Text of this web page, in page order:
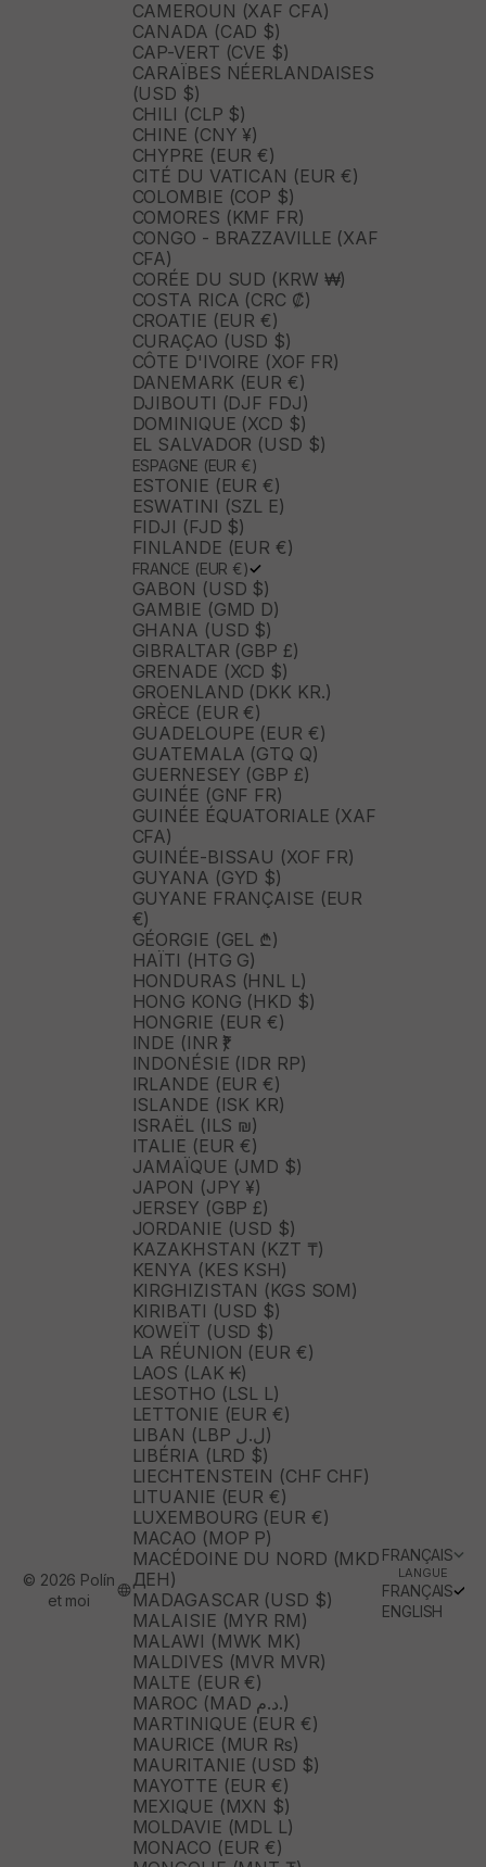
CAMEROUN (XAF CFA)
CANADA (CAD $)
CAP-VERT (CVE $)
CARAÏBES NÉERLANDAISES
(USD $)
CHILI (CLP $)
CHINE (CNY ¥)
CHYPRE (EUR €)
CITÉ DU VATICAN (EUR €)
COLOMBIE (COP $)
COMORES (KMF FR)
CONGO - BRAZZAVILLE (XAF
CFA)
CORÉE DU SUD (KRW ₩)
COSTA RICA (CRC ₡)
CROATIE (EUR €)
CURAÇAO (USD $)
CÔTE D'IVOIRE (XOF FR)
DANEMARK (EUR €)
DJIBOUTI (DJF FDJ)
DOMINIQUE (XCD $)
EL SALVADOR (USD $)
ESPAGNE (EUR €)
ESTONIE (EUR €)
ESWATINI (SZL E)
FIDJI (FJD $)
FINLANDE (EUR €)
FRANCE (EUR €)
GABON (USD $)
GAMBIE (GMD D)
GHANA (USD $)
GIBRALTAR (GBP £)
GRENADE (XCD $)
GROENLAND (DKK KR.)
GRÈCE (EUR €)
GUADELOUPE (EUR €)
GUATEMALA (GTQ Q)
GUERNESEY (GBP £)
GUINÉE (GNF FR)
GUINÉE ÉQUATORIALE (XAF
CFA)
GUINÉE-BISSAU (XOF FR)
GUYANA (GYD $)
GUYANE FRANÇAISE (EUR
€)
GÉORGIE (GEL ₾)
HAÏTI (HTG G)
HONDURAS (HNL L)
HONG KONG (HKD $)
HONGRIE (EUR €)
INDE (INR ₹)
INDONÉSIE (IDR RP)
IRLANDE (EUR €)
ISLANDE (ISK KR)
ISRAËL (ILS ₪)
ITALIE (EUR €)
JAMAÏQUE (JMD $)
JAPON (JPY ¥)
JERSEY (GBP £)
JORDANIE (USD $)
KAZAKHSTAN (KZT ₸)
KENYA (KES KSH)
KIRGHIZISTAN (KGS SOM)
KIRIBATI (USD $)
KOWEÏT (USD $)
LA RÉUNION (EUR €)
LAOS (LAK ₭)
LESOTHO (LSL L)
LETTONIE (EUR €)
LIBAN (LBP ل.ل)
LIBÉRIA (LRD $)
LIECHTENSTEIN (CHF CHF)
LITUANIE (EUR €)
LUXEMBOURG (EUR €)
MACAO (MOP P)
MACÉDOINE DU NORD (MKD
ДЕН)
MADAGASCAR (USD $)
MALAISIE (MYR RM)
MALAWI (MWK MK)
MALDIVES (MVR MVR)
MALTE (EUR €)
MAROC (MAD د.م.)
MARTINIQUE (EUR €)
MAURICE (MUR ₨)
MAURITANIE (USD $)
MAYOTTE (EUR €)
MEXIQUE (MXN $)
MOLDAVIE (MDL L)
MONACO (EUR €)
FRANÇAIS
LANGUE
FRANÇAIS
ENGLISH
© 2026 Polín
et moi